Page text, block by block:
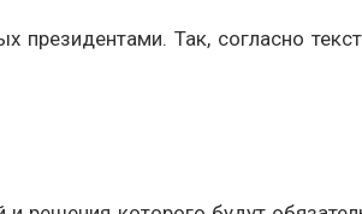
президентами. Так, согласно